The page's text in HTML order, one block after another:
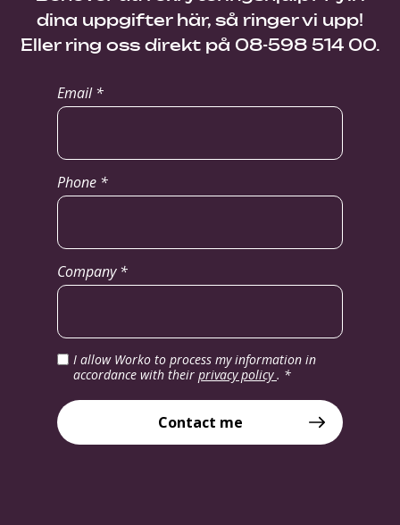
dina uppgifter här, så ringer vi upp!
Eller ring oss direkt på 08-598 514 00.
Email *
Phone *
Company *
I allow Worko to process my information in
accordance with their privacy policy. *
Contact me